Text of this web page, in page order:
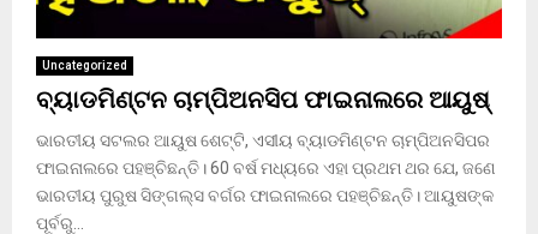
Uncategorized
ବ୍ୟାଡମିଣ୍ଟନ ଚାମ୍ପିଅନସିପ ଫାଇନାଲରେ ଆୟୁଷ୍
ଭାରତୀୟ ସଟଲର ଆୟୁଷ ଶେଟ୍ଟି, ଏସୀୟ ବ୍ୟାଡମିଣ୍ଟନ ଚାମ୍ପିଅନସିପର
ଫାଇନାଲରେ ପହଞ୍ଚିଛନ୍ତି। 60 ବର୍ଷ ମଧ୍ୟରେ ଏହା ପ୍ରଥମ ଥର ଯେ, ଜଣେ
ଭାରତୀୟ ପୁରୁଷ ସିଙ୍ଗଲ୍ସ ବର୍ଗର ଫାଇନାଲରେ ପହଞ୍ଚିଛନ୍ତି। ଆୟୁଷଙ୍କ
ପୂର୍ବରୁ...